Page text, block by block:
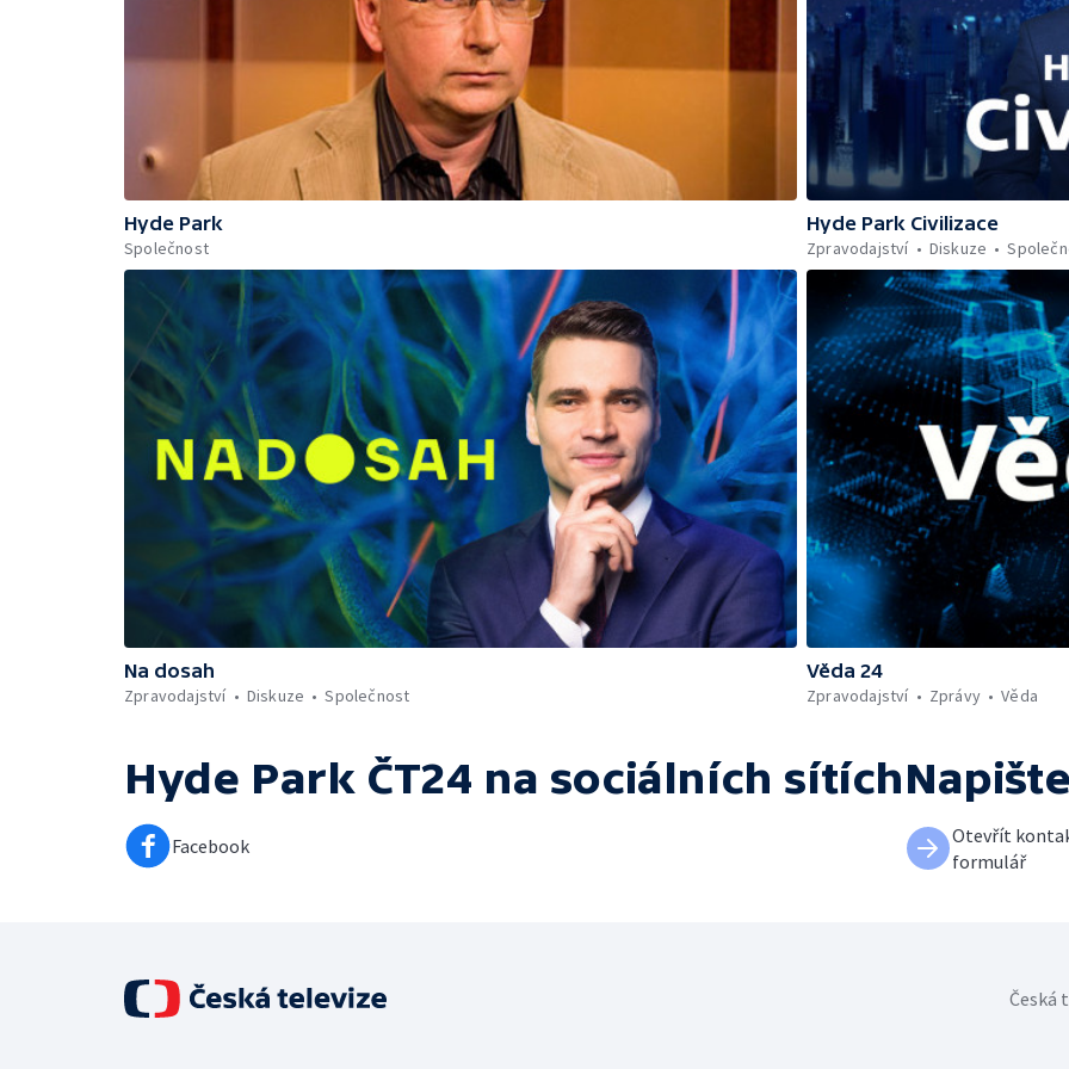
Hyde Park
Společnost
Hyde Park Civilizace
Zpravodajství
Diskuze
Na dosah
Zpravodajství
Diskuze Společnost
Věda 24
Zpravodajství
Zprávy Věda
Hyde Park ČT24 na sociálních sítích
Facebook
Otevřít
formulář
Česká